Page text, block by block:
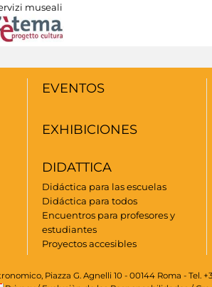
museali
EVENTOS
EXHIBICIONES
DIDATTICA
Didáctica para las escuelas
Didáctica para todos
Encuentros para profesores y
estudiantes
Proyectos accesibles
Piazza G. Agnelli 10 - 00144 Roma - Tel.